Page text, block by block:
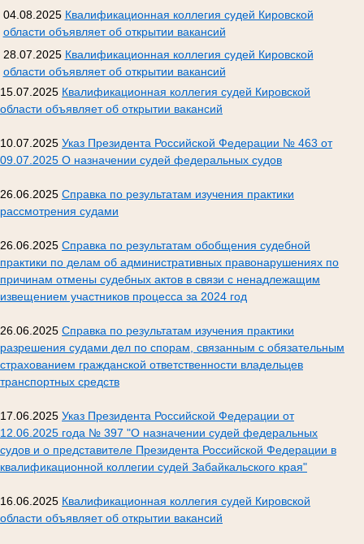
04.08.2025 Квалификационная коллегия судей Кировской
области объявляет об открытии вакансий
28.07.2025 Квалификационная коллегия судей Кировской
области объявляет об открытии вакансий
15.07.2025 Квалификационная коллегия судей Кировской
области объявляет об открытии вакансий
10.07.2025 Указ Президента Российской Федерации № 463 от
09.07.2025 О назначении судей федеральных судов
26.06.2025 Справка по результатам изучения практики
рассмотрения судами
26.06.2025 Справка по результатам обобщения судебной
практики по делам об административных правонарушениях по
причинам отмены судебных актов в связи с ненадлежащим
извещением участников процесса за 2024 год
26.06.2025 Справка по результатам изучения практики
разрешения судами дел по спорам, связанным с обязательным
страхованием гражданской ответственности владельцев
транспортных средств
17.06.2025 Указ Президента Российской Федерации от
12.06.2025 года № 397 "О назначении судей федеральных
судов и о представителе Президента Российской Федерации в
квалификационной коллегии судей Забайкальского края"
16.06.2025 Квалификационная коллегия судей Кировской
области объявляет об открытии вакансий